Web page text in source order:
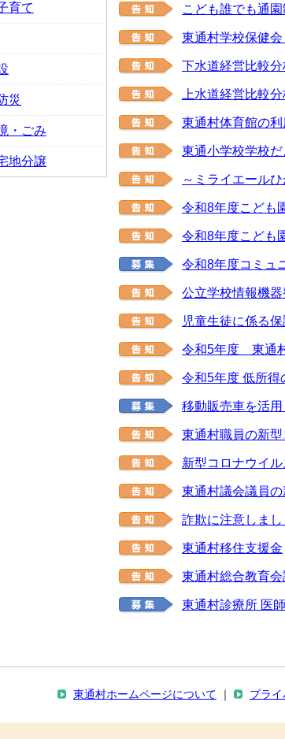
こども誰でも通
東通村学校保健
下水道経営比較
上水道経営比較
東通村体育館の
東通小学校学校
～ミライエール
令和8年度こども
令和8年度こども
令和8年度コミュ
公立学校情報機
児童生徒に係る
令和5年度 東通
令和5年度 低所得
移動販売車を活
東通村職員の新
新型コロナウイ
東通村議会議員
詐欺に注意しまし
東通村移住支援金
東通村総合教育会
東通村診療所 医
育て
災
・ごみ
地分譲
東通村ホームページについて プラ